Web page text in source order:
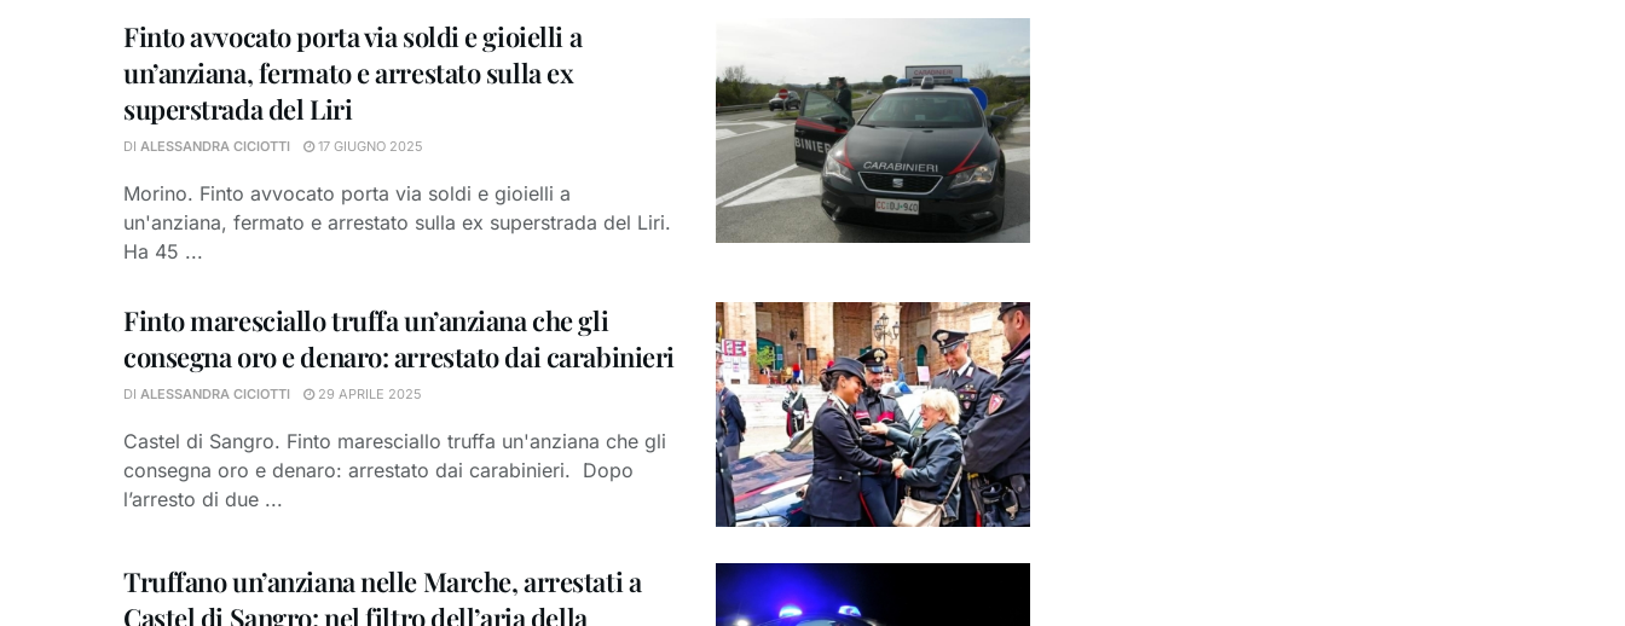
Finto avvocato porta via soldi e gioielli a
un’anziana, fermato e arrestato sulla ex
superstrada del Liri
DI ALESSANDRA CICIOTTI 17 GIUGNO 2025
Morino. Finto avvocato porta via soldi e gioielli a
un'anziana, fermato e arrestato sulla ex superstrada del Liri.
Ha 45 ...
Finto maresciallo truffa un’anziana che gli
consegna oro e denaro: arrestato dai carabinieri
DI ALESSANDRA CICIOTTI 29 APRILE 2025
Castel di Sangro. Finto maresciallo truffa un'anziana che gli
consegna oro e denaro: arrestato dai carabinieri. Dopo
l’arresto di due ...
Truffano un’anziana nelle Marche, arrestati a
Castel di Sangro: nel filtro dell’aria della